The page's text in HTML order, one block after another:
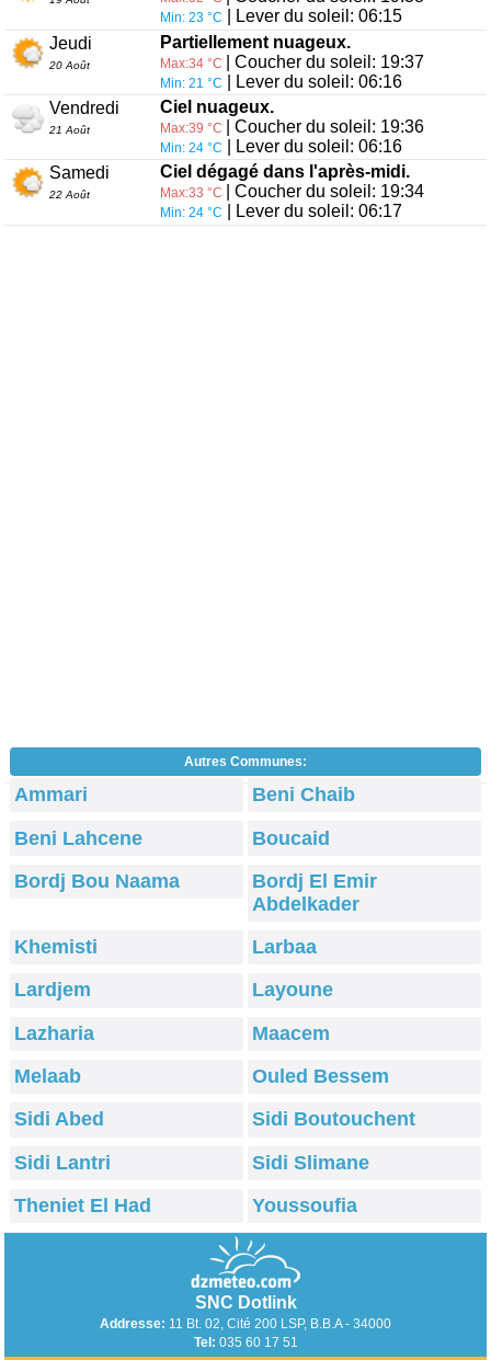
Min: 23 °C
| Lever du soleil: 06:15
Jeudi
20 Août
Partiellement nuageux.
Max:34 °C | Coucher du soleil: 19:37
Min: 21 °C
| Lever du soleil: 06:16
Vendredi
21 Août
Ciel nuageux.
Max:39 °C | Coucher du soleil: 19:36
Min: 24 °C
| Lever du soleil: 06:16
Samedi
22 Août
Ciel dégagé dans l'après-midi.
Max:33 °C | Coucher du soleil: 19:34
Min: 24 °C | Lever du soleil: 06:17
Autres Communes:
Ammari
Beni Chaib
Beni Lahcene
Boucaid
Bordj Bou Naama
Bordj El Emir
Abdelkader
Khemisti
Larbaa
Lardjem
Layoune
Lazharia
Maacem
Melaab
Ouled Bessem
Sidi Abed
Sidi Boutouchent
Sidi Lantri
Sidi Slimane
Theniet El Had
Youssoufia
SNC Dotlink
Addresse: 11 Bt. 02, Cité 200 LSP, B.B.A - 34000
Tel: 035 60 17 51